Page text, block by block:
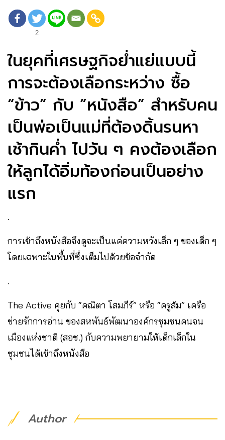
2
ในยุคที่เศรษฐกิจย่ำแย่แบบนี้
การจะต้องเลือกระหว่าง ซื้อ
“ข้าว” กับ ”หนังสือ” สำหรับคน
เป็นพ่อเป็นแม่ที่ต้องดิ้นรนหา
เช้ากินค่ำ ไปวัน ๆ คงต้องเลือก
ให้ลูกได้อิ่มท้องก่อนเป็นอย่าง
แรก
.
การเข้าถึงหนังสือจึงดูจะเป็นแค่ความหวังเล็ก ๆ ของเด็ก ๆ
โดยเฉพาะในพื้นที่ซึ่งเต็มไปด้วยข้อจำกัด
.
The Active คุยกับ “คณิตา โสมภีร์” หรือ “ครูส้ม” เครือ
ข่ายรักการอ่าน ของสหพันธ์พัฒนาองค์กรชุมชนคนจน
เมืองแห่งชาติ (สอช.) กับความพยายามให้เด็กเล็กใน
ชุมชนได้เข้าถึงหนังสือ
Author